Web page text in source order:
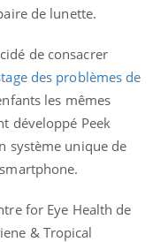
de lunette.
de consacrer
des problèmes de
les mêmes
développé Peek
système unique de
for Eye Health de
& Tropical